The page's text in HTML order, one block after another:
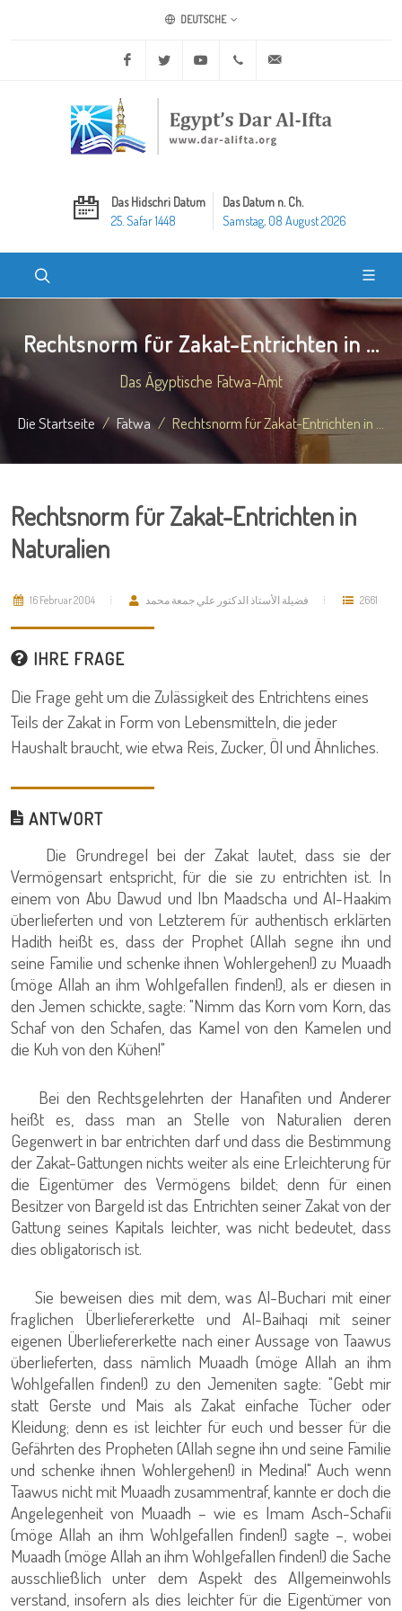
DEUTSCHE
Facebook Twitter Youtube +20 2 25970400
Das Hidschri Datum
25. Safar 1448
Das Datum n. Ch.
Samstag, 08 August 2026
Rechtsnorm für Zakat-Entrichten in ...
Das Ägyptische Fatwa-Amt
Die Startseite Fatwa Rechtsnorm für Zakat-Entrichten in ...
Rechtsnorm für Zakat-Entrichten in
Naturalien
16 Februar 2004 فضيلة الأستاذ الدكتور علي جمعة محمد 2661
IHRE FRAGE
Die Frage geht um die Zulässigkeit des Entrichtens eines
Teils der Zakat in Form von Lebensmitteln, die jeder
Haushalt braucht, wie etwa Reis, Zucker, Öl und Ähnliches.
ANTWORT
Die Grundregel bei der Zakat lautet, dass sie der
Vermögensart entspricht, für die sie zu entrichten ist. In
einem von Abu Dawud und Ibn Maadscha und Al-Haakim
überlieferten und von Letzterem für authentisch erklärten
Hadith heißt es, dass der Prophet (Allah segne ihn und
seine Familie und schenke ihnen Wohlergehen!) zu Muaadh
(möge Allah an ihm Wohlgefallen finden!), als er diesen in
den Jemen schickte, sagte: "Nimm das Korn vom Korn, das
Schaf von den Schafen, das Kamel von den Kamelen und
die Kuh von den Kühen!"
Bei den Rechtsgelehrten der Hanafiten und Anderer
heißt es, dass man an Stelle von Naturalien deren
Gegenwert in bar entrichten darf und dass die Bestimmung
der Zakat-Gattungen nichts weiter als eine Erleichterung für
die Eigentümer des Vermögens bildet; denn für einen
Besitzer von Bargeld ist das Entrichten seiner Zakat von der
Gattung seines Kapitals leichter, was nicht bedeutet, dass
dies obligatorisch ist.
Sie beweisen dies mit dem, was Al-Buchari mit einer
fraglichen Überliefererkette und Al-Baihaqi mit seiner
eigenen Überliefererkette nach einer Aussage von Taawus
überlieferten, dass nämlich Muaadh (möge Allah an ihm
Wohlgefallen finden!) zu den Jemeniten sagte: "Gebt mir
statt Gerste und Mais als Zakat einfache Tücher oder
Kleidung; denn es ist leichter für euch und besser für die
Gefährten des Propheten (Allah segne ihn und seine Familie
und schenke ihnen Wohlergehen!) in Medina!" Auch wenn
Taawus nicht mit Muaadh zusammentraf, kannte er doch die
Angelegenheit von Muaadh – wie es Imam Asch-Schafii
(möge Allah an ihm Wohlgefallen finden!) sagte –, wobei
Muaadh (möge Allah an ihm Wohlgefallen finden!) die Sache
ausschließlich unter dem Aspekt des Allgemeinwohls
verstand, insofern als dies leichter für die Eigentümer von